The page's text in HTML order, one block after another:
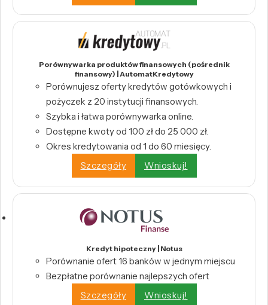
Porównywarka produktów finansowych (pośrednik
finansowy) | AutomatKredytowy
Porównujesz oferty kredytów gotówkowych i
pożyczek z 20 instytucji finansowych.
Szybka i łatwa porównywarka online.
Dostępne kwoty od 100 zł do 25 000 zł.
Okres kredytowania od 1 do 60 miesięcy.
Szczegóły
Wnioskuj!
Kredyt hipoteczny | Notus
Porównanie ofert 16 banków w jednym miejscu
Bezpłatne porównanie najlepszych ofert
Szczegóły
Wnioskuj!